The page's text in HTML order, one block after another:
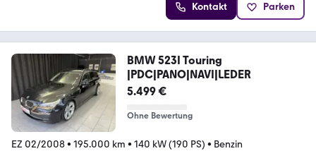
Kontakt Parken
BMW 523I Touring
|PDC|PANO|NAVI|LEDER
5.499 €
Ohne Bewertung
EZ 02/2008• 195.000 km • 140 kW (190 PS) • Benzin